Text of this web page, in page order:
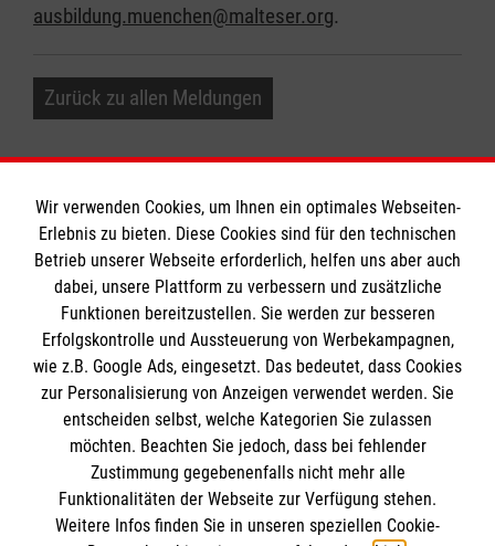
ausbildung.muenchen@malteser.org.
Zurück zu allen Meldungen
Informationen
Impressum
Datenschutz
Kontakt
Barrierefreiheit
Die Malteser
Malteser in Deutschland
Malteserorden
Sharepoint
Spendenkonto
Wir verwenden Cookies, um Ihnen ein optimales Webseiten-
Erlebnis zu bieten. Diese Cookies sind für den technischen
Betrieb unserer Webseite erforderlich, helfen uns aber auch
dabei, unsere Plattform zu verbessern und zusätzliche
Funktionen bereitzustellen. Sie werden zur besseren
Erfolgskontrolle und Aussteuerung von Werbekampagnen,
wie z.B. Google Ads, eingesetzt. Das bedeutet, dass Cookies
zur Personalisierung von Anzeigen verwendet werden. Sie
entscheiden selbst, welche Kategorien Sie zulassen
möchten. Beachten Sie jedoch, dass bei fehlender
Zustimmung gegebenenfalls nicht mehr alle
Funktionalitäten der Webseite zur Verfügung stehen.
Weitere Infos finden Sie in unseren speziellen Cookie-